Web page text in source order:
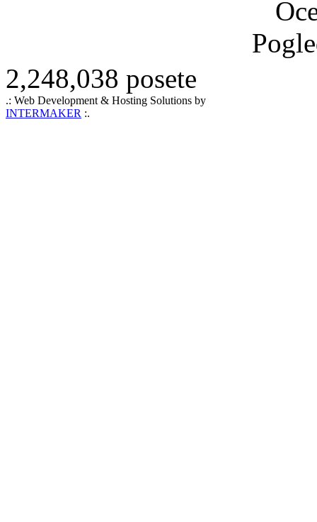
2,248,038 posete
.: Web Development & Hosting Solutions by
INTERMAKER :.